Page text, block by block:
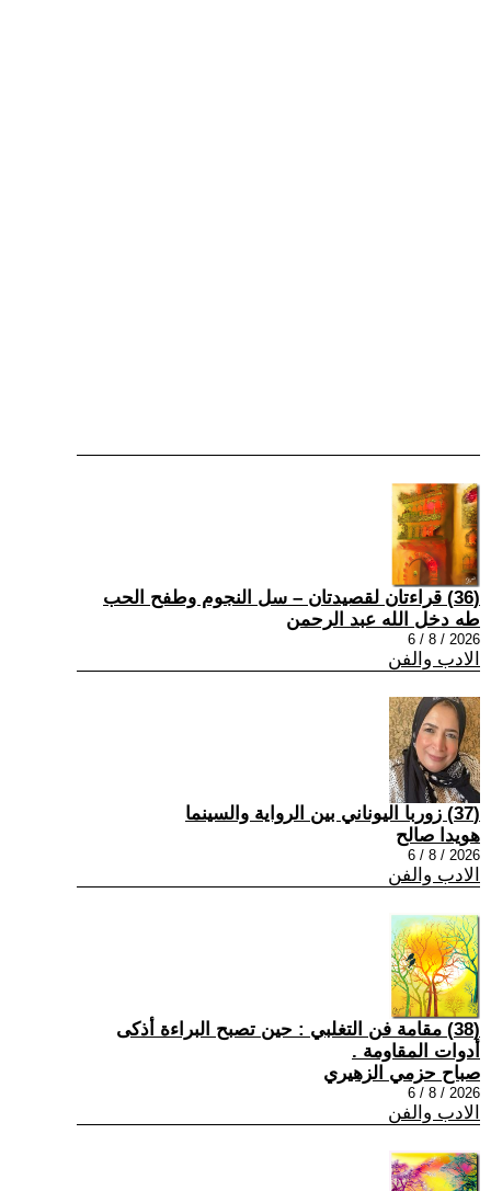
(36) قراءتان لقصيدتان – سل النجوم وطفح الحب
طه دخل الله عبد الرحمن
2026 / 8 / 6
الادب والفن
(37) زوربا اليوناني بين الرواية والسينما
هويدا صالح
2026 / 8 / 6
الادب والفن
(38) مقامة فن التغلبي : حين تصبح البراءة أذكى
أدوات المقاومة .
صباح حزمي الزهيري
2026 / 8 / 6
الادب والفن